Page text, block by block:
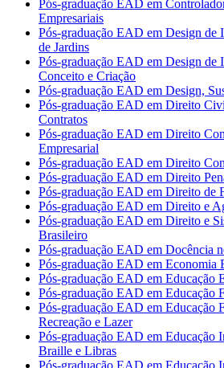
Pós-graduação EAD em
Empresariais
Pós-graduação EAD em Design de
de Jardins
Pós-graduação EAD em Design de
Conceito e Criação
Pós-graduação EAD em Design,
Pós-graduação EAD em Direito
Contratos
Pós-graduação EAD em Direito
Empresarial
Pós-graduação EAD em Direito
Pós-graduação EAD em Direito
Pós-graduação EAD em Direito de
Pós-graduação EAD em Direito e
Pós-graduação EAD em Direito e
Brasileiro
Pós-graduação EAD em Docência
Pós-graduação EAD em Economia
Pós-graduação EAD em Educação
Pós-graduação EAD em Educação
Pós-graduação EAD em Educação
Recreação e Lazer
Pós-graduação EAD em Educação
Braille e Libras